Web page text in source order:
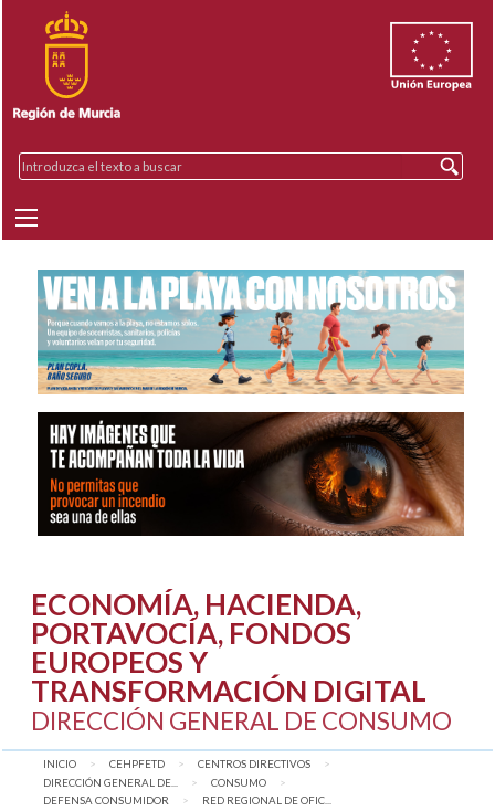
ECONOMÍA, HACIENDA,
PORTAVOCÍA, FONDOS
EUROPEOS Y
TRANSFORMACIÓN DIGITAL
DIRECCIÓN GENERAL DE CONSUMO
INICIO CEHPFETD
CENTROS DIRECTIVOS
DIRECCIÓN GENERAL DE...
CONSUMO
DEFENSA CONSUMIDOR
AQUÍ:
RED REGIONAL DE OFIC...